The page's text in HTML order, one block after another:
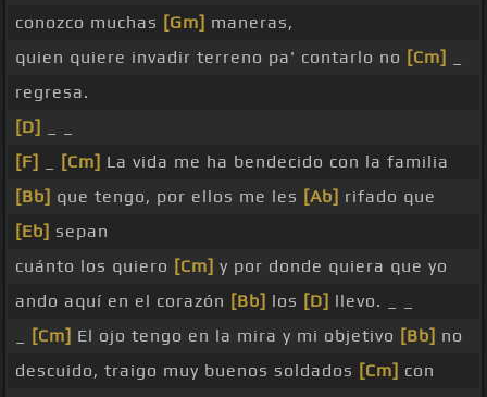
conozco muchas [Gm] maneras,
quien quiere invadir terreno pa' contarlo no [Cm]
regresa.
[D]
[F]
[Cm] La vida me ha bendecido con la familia
[Bb] que tengo, por ellos me les [Ab] rifado que
[Eb] sepan
cuánto los quiero [Cm] y por donde quiera que yo
ando aquí en el corazón [Bb] los [D] llevo. _ _
[Cm] El ojo tengo en la mira y mi objetivo [Bb] no
descuido, traigo muy buenos soldados [Cm] con